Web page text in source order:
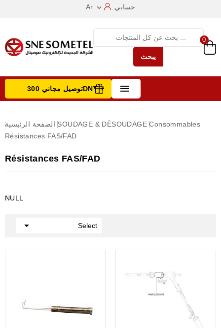
Ar  حسابي
يبحث
0
 توصيل مجاني 300DNT +
الصفحة الرئيسية SOUDAGE & DÈSOUDAGE Consommables
Résistances FAS/FAD
Résistances FAS/FAD
NULL
Select
